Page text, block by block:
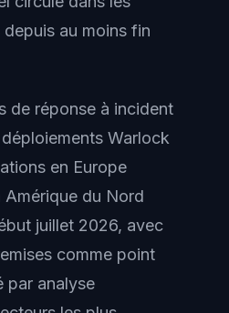
depuis au moins fin
de réponse à incident
Warlock
en Europe
du Nord
juillet 2026, avec
comme point
par analyse